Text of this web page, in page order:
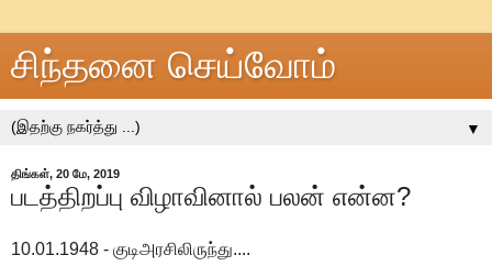
சிந்தனை செய்வோம்
▼
திங்கள், 20 மே, 2019
படத்திறப்பு விழாவினால் பலன் என்ன?
10.01.1948 - குடிஅரசிலிருந்து....